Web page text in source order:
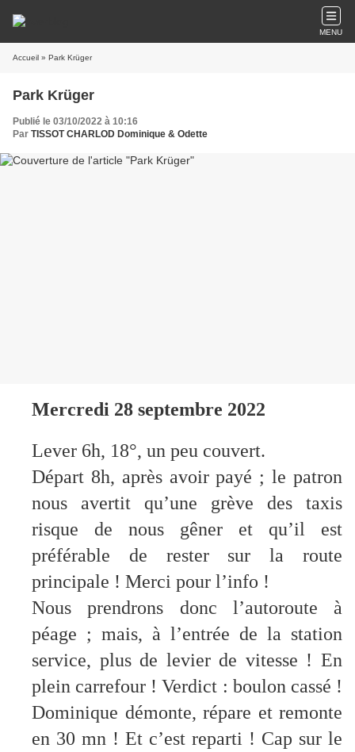
MENU
Accueil » Park Krüger
Park Krüger
Publié le 03/10/2022 à 10:16
Par TISSOT CHARLOD Dominique & Odette
Mercredi 28 septembre 2022
Lever 6h, 18°, un peu couvert.
Départ 8h, après avoir payé ; le patron
nous avertit qu’une grève des taxis
risque de nous gêner et qu’il est
préférable de rester sur la route
principale ! Merci pour l’info !
Nous prendrons donc l’autoroute à
péage ; mais, à l’entrée de la station
service, plus de levier de vitesse ! En
plein carrefour ! Verdict : boulon cassé !
Dominique démonte, répare et remonte
en 30 mn ! Et c’est reparti ! Cap sur le